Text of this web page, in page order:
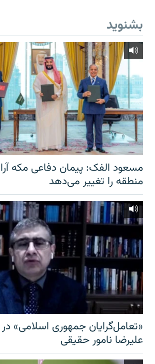
بشنوید
مسعود الفک: پیمان دفاعی مکه
منطقه را تغییر می‌دهد
«تعامل‌گرایان جمهوری اسلامی»
علیرضا نامور حقیقی